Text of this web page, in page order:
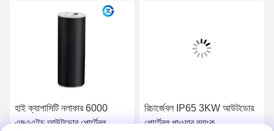
হাই ক্যাপাসিটি নলাকার 6000
এমএএইচ আউটডোর পোর্টেবল
রিচার্জেবল IP65 3KW আউটডোর
পোর্টেবল পাওয়ার ব্যাংক